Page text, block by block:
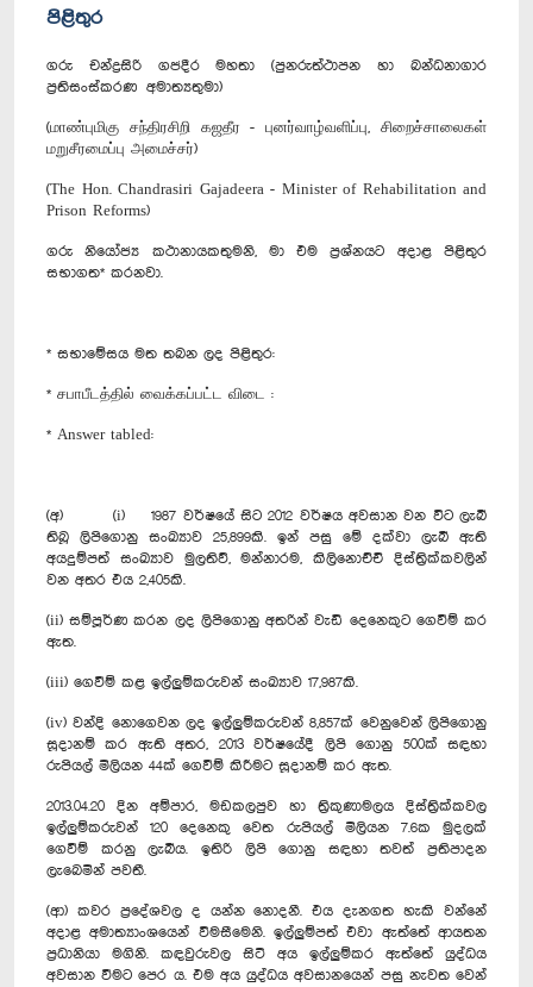
පිළිතුර
ගරු චන්ද්‍රසිරි ගජදීර මහතා (පුනරුත්ථාපන හා බන්ධනාගාර
ප්‍රතිසංස්කරණ අමාත්‍යතුමා)
(மாண்புமிகு சந்திரசிறி கஜதீர - புனர்வாழ்வளிப்பு, சிறைச்சாலைகள்
மறுசீரமைப்பு அமைச்சர்)
(The Hon. Chandrasiri Gajadeera - Minister of Rehabilitation and
Prison Reforms)
ගරු නියෝජ්‍ය කථානායකතුමනි, මා එම ප්‍රශ්නයට අදාළ පිළිතුර
සභාගත* කරනවා.
* සභාමේසය මත තබන ලද පිළිතුර:
* சபாபீடத்தில் வைக்கப்பட்ட விடை :
* Answer tabled:
(අ) (i) 1987 වර්ෂයේ සිට 2012 වර්ෂය අවසාන වන විට ලැබී
තිබූ ලිපිගොනු සංඛ්‍යාව 25,899කි. ඉන් පසු මේ දක්වා ලැබී ඇති
අයදුම්පත් සංඛ්‍යාව මුලතිව්, මන්නාරම, කිලිනොච්චි දිස්ත්‍රික්කවලින්
වන අතර එය 2,405කි.
(ii) සම්පූර්ණ කරන ලද ලිපිගොනු අතරින් වැඩි දෙනෙකුට ගෙවීම් කර
ඇත.
(iii) ගෙවීම් කළ ඉල්ලුම්කරුවන් සංඛ්‍යාව 17,987කි.
(iv) වන්දි නොගෙවන ලද ඉල්ලුම්කරුවන් 8,857ක් වෙනුවෙන් ලිපිගොනු
සූදානම් කර ඇති අතර, 2013 වර්ෂයේදී ලිපි ගොනු 500ක් සඳහා
රුපියල් මිලියන 44ක් ගෙවීම් කිරීමට සූදානම් කර ඇත.
2013.04.20 දින අම්පාර, මඩකලපුව හා ත්‍රිකුණාමලය දිස්ත්‍රික්කවල
ඉල්ලුම්කරුවන් 120 දෙනෙකු වෙත රුපියල් මිලියන 7.6ක මුදලක්
ගෙවීම් කරනු ලැබීය. ඉතිරි ලිපි ගොනු සඳහා තවත් ප්‍රතිපාදන
ලැබෙමින් පවතී.
(ආ) කවර ප්‍රදේශවල ද යන්න නොදනී. එය දැනගත හැකි වන්නේ
අදාළ අමාත්‍යාංශයෙන් විමසීමෙනි. ඉල්ලුම්පත් එවා ඇත්තේ ආයතන
ප්‍රධානියා මගිනි. කඳවුරුවල සිටි අය ඉල්ලුම්කර ඇත්තේ යුද්ධය
අවසාන වීමට පෙර ය. එම අය යුද්ධය අවසානයෙන් පසු නැවත වෙන්